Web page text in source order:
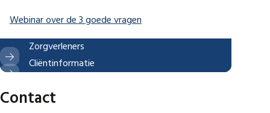
Webinar over de 3 goede vragen(opent in nieuw tabblad)
Zorgverleners
Cliëntinformatie
Contact